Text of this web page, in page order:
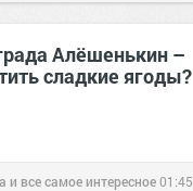
Алёшенькин –
сладкие ягоды?
и все самое интересное01:45